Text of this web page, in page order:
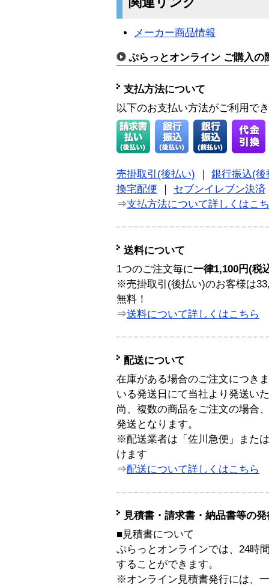
メーカー商品情報
ぷらっとオンライン ご購入の
支払方法について
以下のお支払い方法がご利用で
売掛取引(後払い)
銀行振込(後
換宅配便
セブンイレブン決済
⇒支払方法について詳しくはこ
送料について
1つのご注文毎に一律1,100円(税
※売掛取引(後払い)のお客様は
無料！
⇒送料について詳しくはこちら
配送について
在庫がある場合のご注文につき
いる発送日にて当社より発送い
尚、複数の商品をご注文の場合
発送となります。
※配送業者は「佐川急便」また
けます
⇒配送について詳しくはこちら
見積書・請求書・納品書等の
■見積書について
ぷらっとオンラインでは、24時
することができます。
※オンライン見積書発行には、